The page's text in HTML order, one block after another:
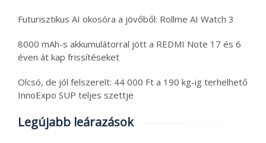
Futurisztikus AI okosóra a jövőből: Rollme AI Watch 3
8000 mAh-s akkumulátorral jött a REDMI Note 17 és 6
éven át kap frissítéseket
Olcsó, de jól felszerelt: 44 000 Ft a 190 kg-ig terhelhető
InnoExpo SUP teljes szettje
Legújabb leárazások